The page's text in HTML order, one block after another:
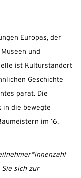
Europas, der
und
ist Kulturstandort
Geschichte
parat. Die
in die bewegte
im 16.
Sie sich zur